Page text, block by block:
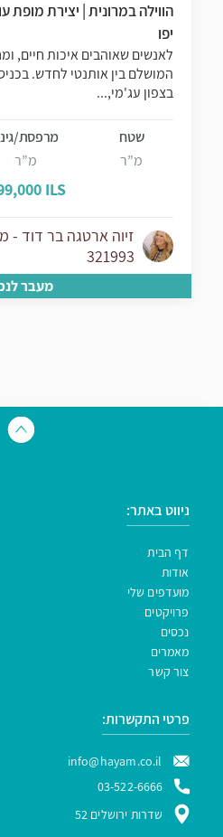
הווילה במרונית | יצירת מופת
יפו
לאנשים שאוהבים איכות חיים,
המושלם בין אותנטי לחדש.
בצפון עג'מי,...
שטח
מ”ר
מרפסת/
מ”ר
ILS
זיוה ארטגה בר דוד -
321993
מעבר
ניווט באתר:
דף הבית
אודות
מועדפים שלי
פרויקטים
נכסים
מאמרים
צור קשר
פרטי התקשרות:
info@hayam.co.il
03-522-6666
שדרות ירושלים 52